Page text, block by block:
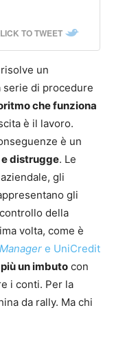
TO TWEET
un
serie di procedure
che funziona
è il lavoro.
è un
e distrugge. Le
gli
gli
della
volta, come è
e UniCredit
più un imbuto con
i conti. Per la
da rally. Ma chi